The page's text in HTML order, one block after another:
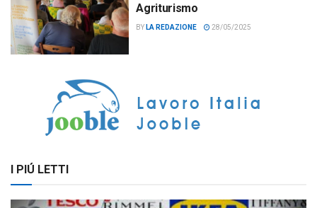
Agriturismo
BY LA REDAZIONE 28/05/2025
I PIÚ LETTI